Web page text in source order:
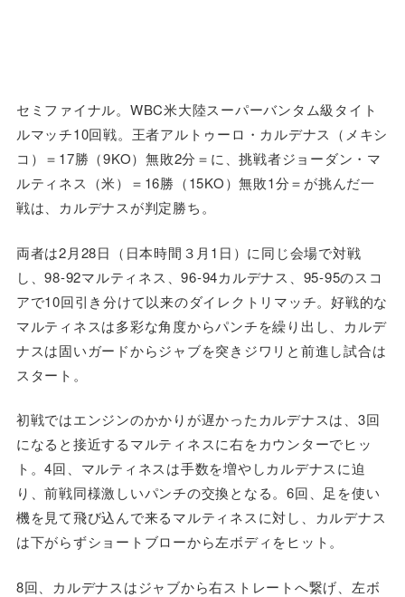
セミファイナル。WBC米大陸スーパーバンタム級タイト
ルマッチ10回戦。王者アルトゥーロ・カルデナス（メキシ
コ）＝17勝（9KO）無敗2分＝に、挑戦者ジョーダン・マ
ルティネス（米）＝16勝（15KO）無敗1分＝が挑んだ一
戦は、カルデナスが判定勝ち。
両者は2月28日（日本時間３月1日）に同じ会場で対戦
し、98-92マルティネス、96-94カルデナス、95-95のスコ
アで10回引き分けて以来のダイレクトリマッチ。好戦的な
マルティネスは多彩な角度からパンチを繰り出し、カルデ
ナスは固いガードからジャブを突きジワリと前進し試合は
スタート。
初戦ではエンジンのかかりが遅かったカルデナスは、3回
になると接近するマルティネスに右をカウンターでヒッ
ト。4回、マルティネスは手数を増やしカルデナスに迫
り、前戦同様激しいパンチの交換となる。6回、足を使い
機を見て飛び込んで来るマルティネスに対し、カルデナス
は下がらずショートブローから左ボディをヒット。
8回、カルデナスはジャブから右ストレートへ繋げ、左ボ